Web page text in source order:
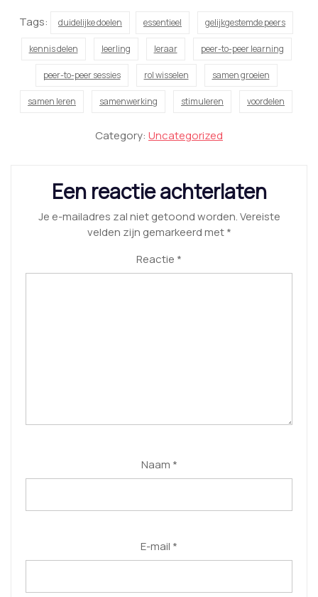
Tags:
duidelijke doelen essentieel gelijkgestemde peers
kennis delen leerling leraar peer-to-peer learning
peer-to-peer sessies rol wisselen samen groeien
samen leren samenwerking stimuleren voordelen
Category: Uncategorized
Een reactie achterlaten
Je e-mailadres zal niet getoond worden.Vereiste
velden zijn gemarkeerd met*
Reactie *
Naam *
E-mail *